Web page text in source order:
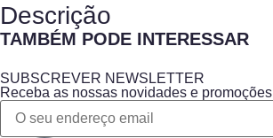
Descrição
TAMBÉM PODE INTERESSAR
SUBSCREVER NEWSLETTER
Receba as nossas novidades e promoções